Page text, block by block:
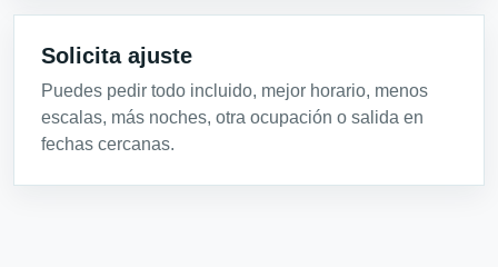
Solicita ajuste
Puedes pedir todo incluido, mejor horario, menos
escalas, más noches, otra ocupación o salida en
fechas cercanas.